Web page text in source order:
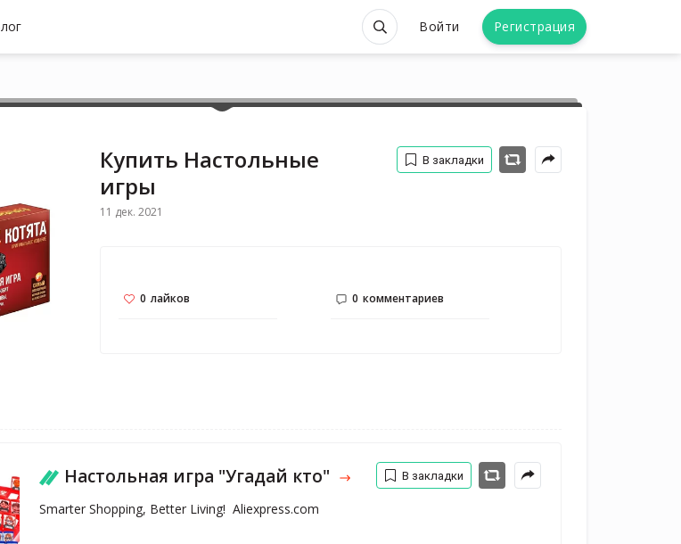
Войти Регистрация
Купить Настольные
игры
11 дек. 2021
0 лайков 0 комментариев
В закладки
Настольная игра "Угадай кто"
Smarter Shopping, Better Living!  Aliexpress.com
В закладки